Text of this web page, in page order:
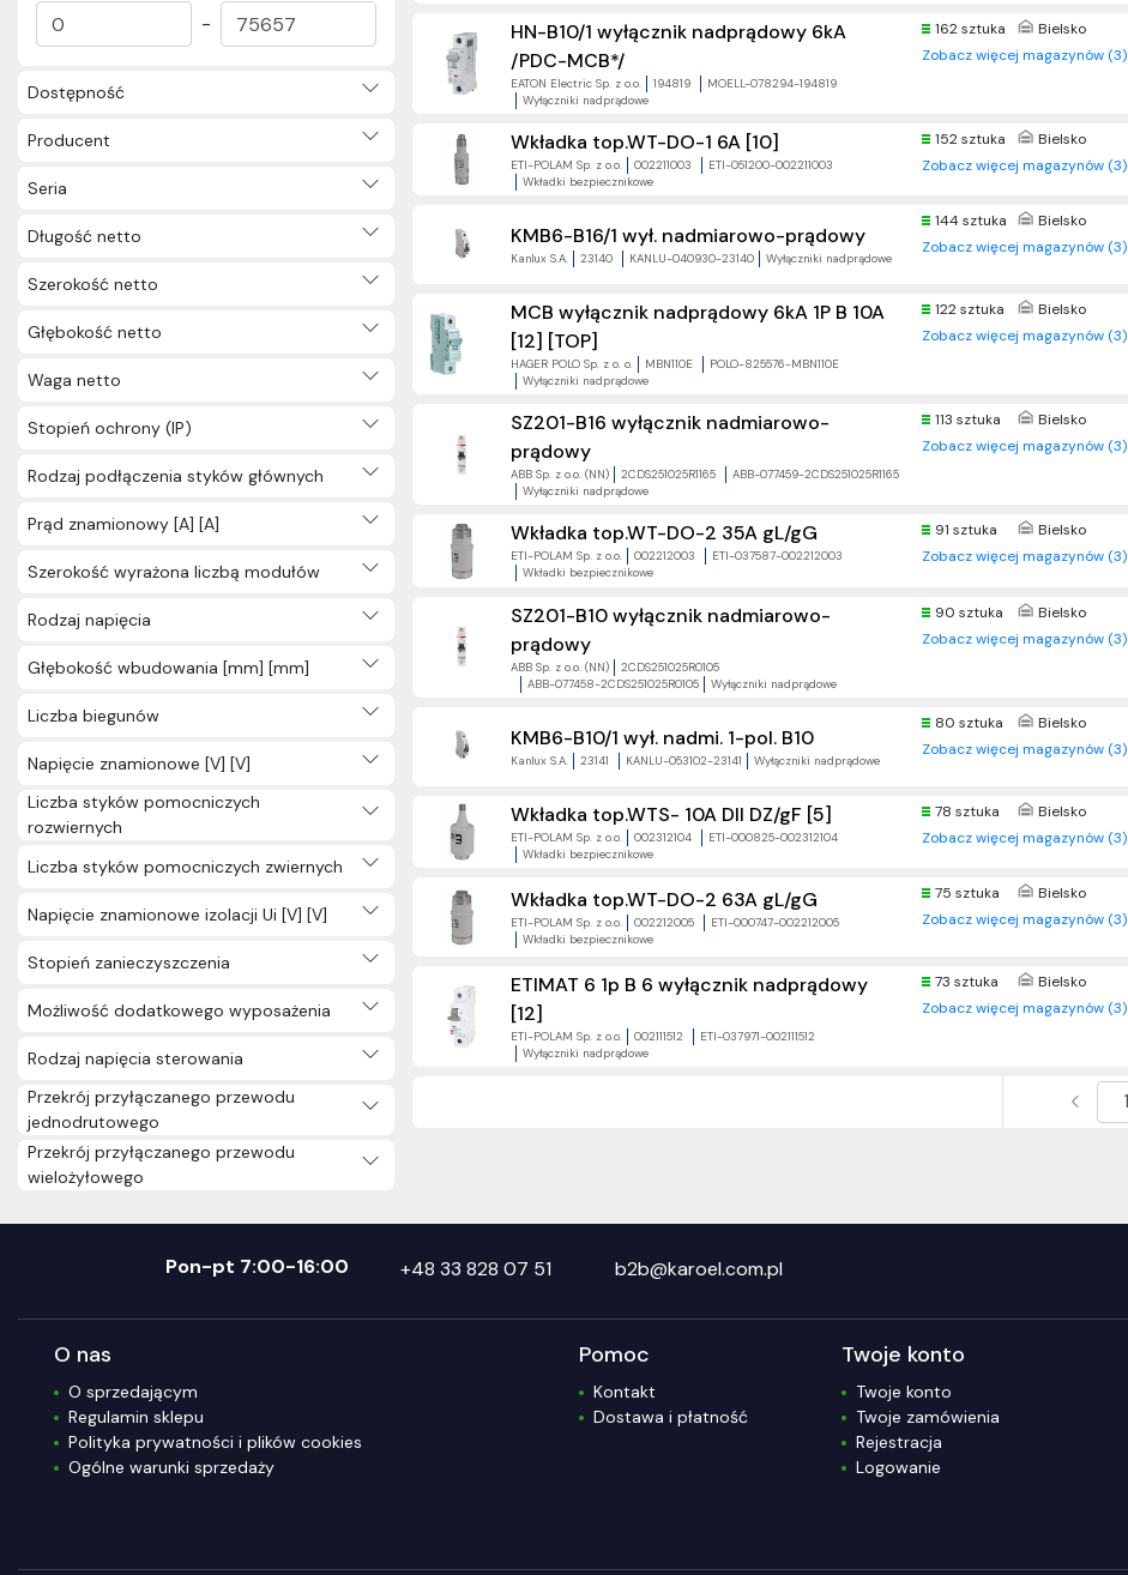
-
Dostępność
Producent
Seria
Długość netto
Szerokość netto
Głębokość netto
Waga netto
Stopień ochrony (IP)
Rodzaj podłączenia styków głównych
Prąd znamionowy [A] [A]
Szerokość wyrażona liczbą modułów
Rodzaj napięcia
Głębokość wbudowania [mm] [mm]
Liczba biegunów
Napięcie znamionowe [V] [V]
Liczba styków pomocniczych
rozwiernych
Liczba styków pomocniczych zwiernych
Napięcie znamionowe izolacji Ui [V] [V]
Stopień zanieczyszczenia
Możliwość dodatkowego wyposażenia
Rodzaj napięcia sterowania
Przekrój przyłączanego przewodu
jednodrutowego
Przekrój przyłączanego przewodu
wielożyłowego
HN-B10/1 wyłącznik nadprądowy 6kA
/PDC-MCB*/
EATON Electric Sp. z o.o. 194819
MOELL-078294-194819
Wyłączniki nadprądowe
162 sztuka
Bielsko
Zobacz więcej magazynów (3)
Wkładka top.WT-DO-1 6A [10]
ETI-POLAM Sp. z o.o. 002211003
ETI-051200-002211003
Wkładki bezpiecznikowe
152 sztuka
Bielsko
Zobacz więcej magazynów (3)
KMB6-B16/1 wył. nadmiarowo-prądowy
Kanlux S.A. 23140 KANLU-040930-23140 Wyłączniki nadprądowe
144 sztuka
Bielsko
Zobacz więcej magazynów (3)
MCB wyłącznik nadprądowy 6kA 1P B 10A
[12] [TOP]
HAGER POLO Sp. z o. o. MBN110E
POLO-825576-MBN110E
Wyłączniki nadprądowe
122 sztuka
Bielsko
Zobacz więcej magazynów (3)
SZ201-B16 wyłącznik nadmiarowo-
prądowy
ABB Sp. z o.o. (NN) 2CDS251025R1165
ABB-077459-2CDS251025R1165
Wyłączniki nadprądowe
113 sztuka
Bielsko
Zobacz więcej magazynów (3)
Wkładka top.WT-DO-2 35A gL/gG
ETI-POLAM Sp. z o.o. 002212003
ETI-037587-002212003
Wkładki bezpiecznikowe
91 sztuka
Bielsko
Zobacz więcej magazynów (3)
SZ201-B10 wyłącznik nadmiarowo-
prądowy
ABB Sp. z o.o. (NN)
2CDS251025R0105
ABB-077458-2CDS251025R0105
Wyłączniki nadprądowe
90 sztuka
Bielsko
Zobacz więcej magazynów (3)
KMB6-B10/1 wył. nadmi. 1-pol. B10
Kanlux S.A. 23141 KANLU-053102-23141 Wyłączniki nadprądowe
80 sztuka
Bielsko
Zobacz więcej magazynów (3)
Wkładka top.WTS- 10A DII DZ/gF [5]
ETI-POLAM Sp. z o.o. 002312104
ETI-000825-002312104
Wkładki bezpiecznikowe
78 sztuka
Bielsko
Zobacz więcej magazynów (3)
Wkładka top.WT-DO-2 63A gL/gG
ETI-POLAM Sp. z o.o. 002212005
ETI-000747-002212005
Wkładki bezpiecznikowe
75 sztuka
Bielsko
Zobacz więcej magazynów (3)
ETIMAT 6 1p B 6 wyłącznik nadprądowy
[12]
ETI-POLAM Sp. z o.o. 002111512
ETI-037971-002111512
Wyłączniki nadprądowe
73 sztuka
Bielsko
Zobacz więcej magazynów (3)
Pon-pt 7:00-16:00 +48 33 828 07 51 b2b@karoel.com.pl
O nas
O sprzedającym
Regulamin sklepu
Polityka prywatności i plików cookies
Ogólne warunki sprzedaży
Pomoc
Kontakt
Dostawa i płatność
Twoje konto
Twoje konto
Twoje zamówienia
Rejestracja
Logowanie